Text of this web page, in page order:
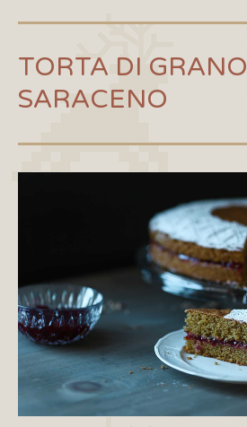
TORTA DI GRANO
SARACENO